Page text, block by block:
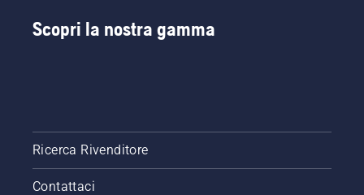
Scopri la nostra gamma
Ricerca Rivenditore
Contattaci